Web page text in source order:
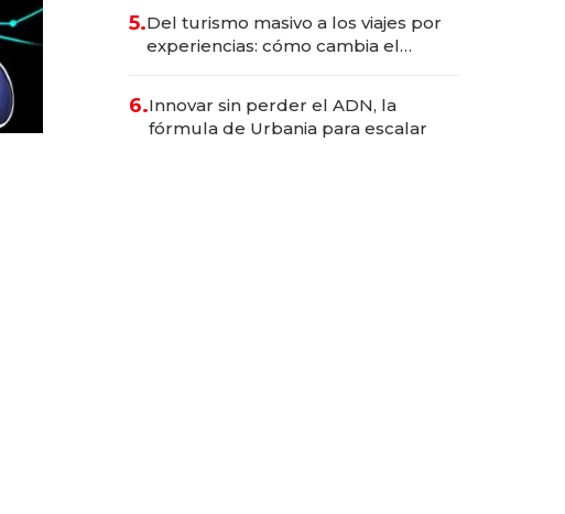
transformadoras
5.Del turismo masivo a los viajes por
experiencias: cómo cambia el
6.Innovar sin perder el ADN, la
fórmula de Urbania para escalar